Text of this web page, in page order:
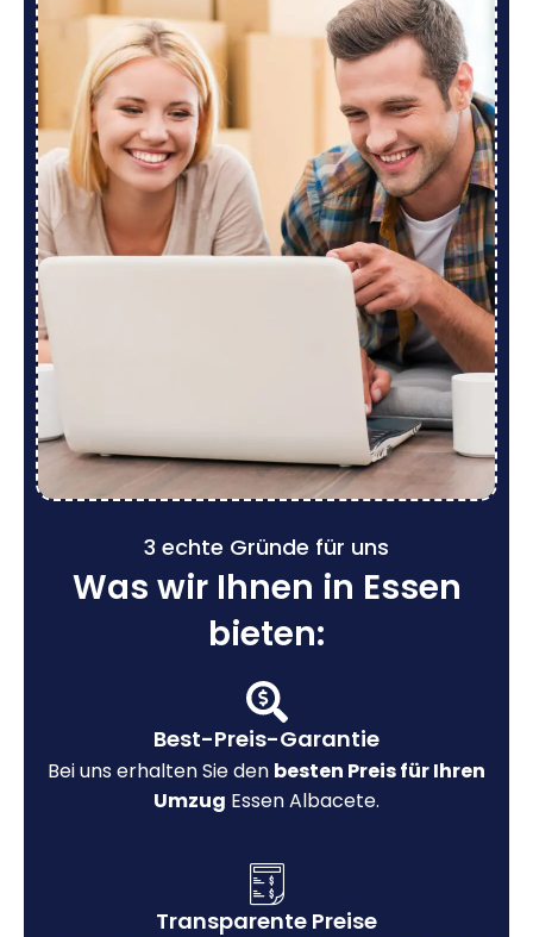
3 echte Gründe für uns
Was wir Ihnen in Essen
bieten:
Best-Preis-Garantie
Bei uns erhalten Sie den besten Preis für Ihren
Umzug Essen Albacete.
Transparente Preise